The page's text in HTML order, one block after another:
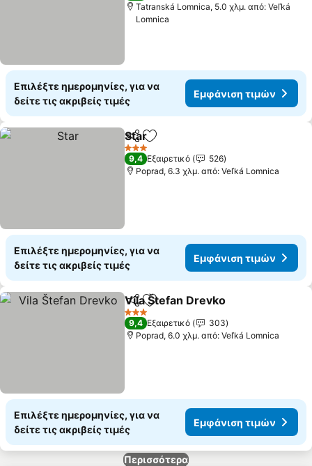
Tatranská Lomnica, 5.0 χλμ. από: Veľká
Lomnica
Επιλέξτε ημερομηνίες, για να
δείτε τις ακριβείς τιμές
Εμφάνιση τιμών
Κοινοποίηση
Προσθήκη στα αγαπημένα
Star
3 Αστέρια
9,4 Εξαιρετικό
526
Poprad, 6.3 χλμ. από: Veľká Lomnica
Επιλέξτε ημερομηνίες, για να
δείτε τις ακριβείς τιμές
Εμφάνιση τιμών
Κοινοποίηση
Προσθήκη στα αγαπημένα
Vila Štefan Drevko
3 Αστέρια
9,4 Εξαιρετικό
303
Poprad, 6.0 χλμ. από: Veľká Lomnica
Επιλέξτε ημερομηνίες, για να
δείτε τις ακριβείς τιμές
Εμφάνιση τιμών
Περισσότερα